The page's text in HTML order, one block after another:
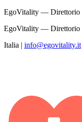
EgoVitality — Direttorio
EgoVitality — Direttorio
Italia | info@egovitality.it